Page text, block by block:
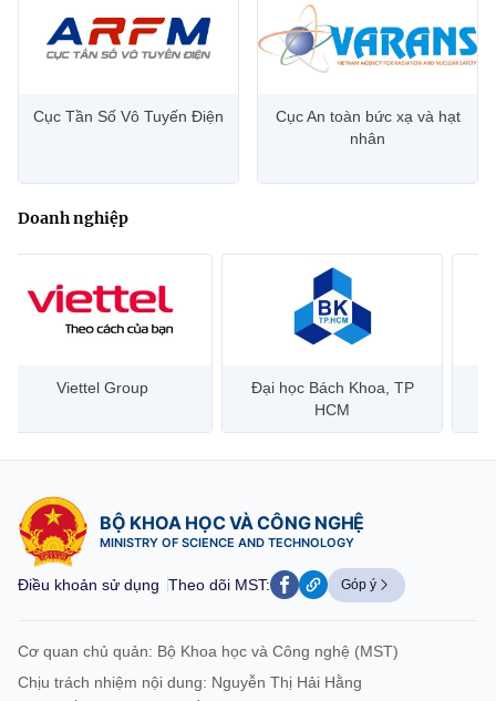
Cục Tần Số Vô Tuyến Điện
Cục An toàn bức xạ và hạt
nhân
Doanh nghiệp
Đại học Bách Khoa, TP
Bưu điện Việt Nam –
Vietnam Post
BỘ KHOA HỌC VÀ CÔNG NGHỆ
MINISTRY OF SCIENCE AND TECHNOLOGY
Điều khoản sử dụng Theo dõi MST: Góp ý
Cơ quan chủ quản: Bộ Khoa học và Công nghệ (MST)
Chịu trách nhiệm nội dung: Nguyễn Thị Hải Hằng